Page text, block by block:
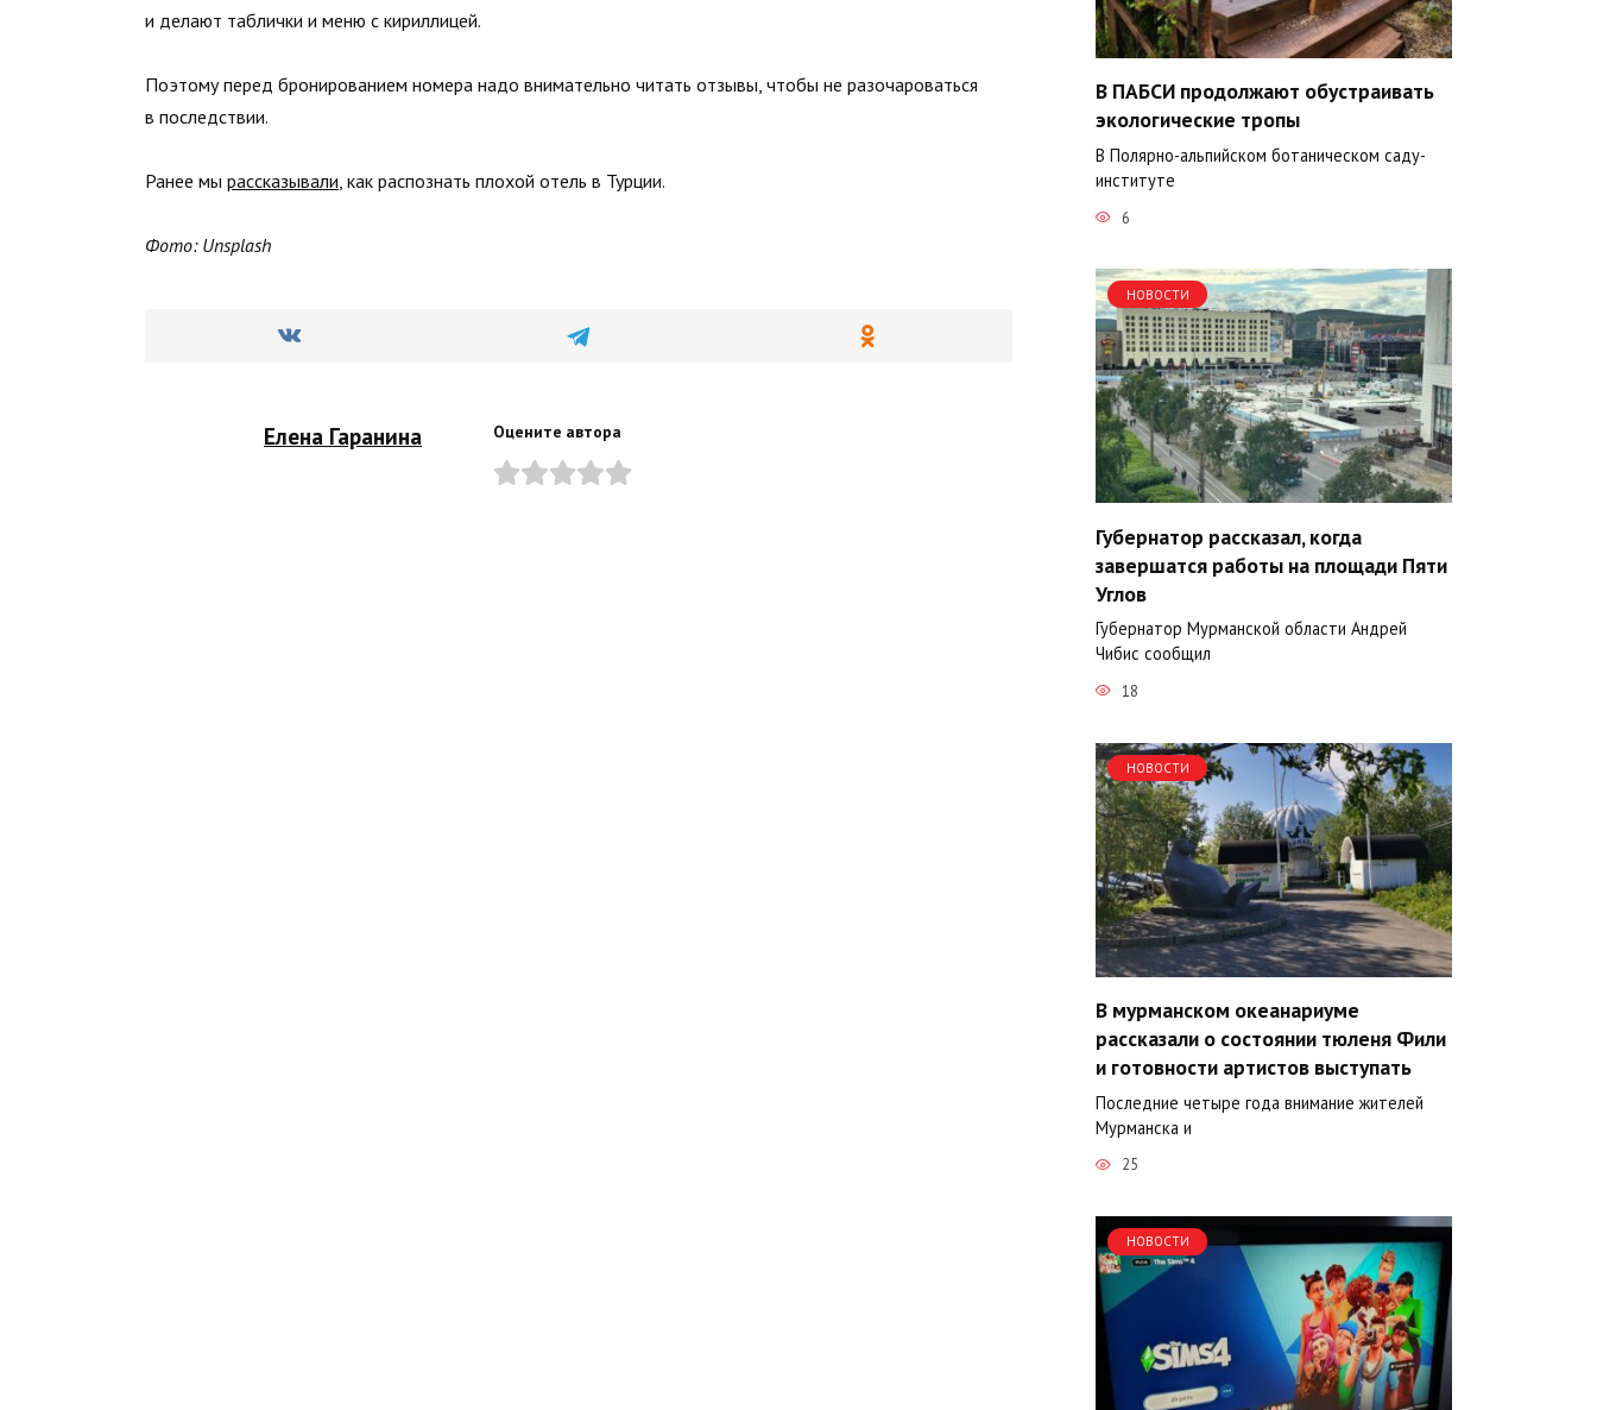
и делают таблички и меню с кириллицей.
Поэтому перед бронированием номера надо внимательно читать отзывы, чтобы не разочароваться
в последствии.
Ранее мы рассказывали , как распознать плохой отель в Турции.
Фото: Unsplash
Елена Гаранина Оцените автора
В ПАБСИ продолжают обустраивать
экологические тропы
В Полярно-альпийском ботаническом саду-
институте
6
НОВОСТИ
Губернатор рассказал, когда
завершатся работы на площади Пяти
Углов
Губернатор Мурманской области Андрей
Чибис сообщил
18
НОВОСТИ
В мурманском океанариуме
рассказали о состоянии тюленя Фили
и готовности артистов выступать
Последние четыре года внимание жителей
Мурманска и
25
НОВОСТИ